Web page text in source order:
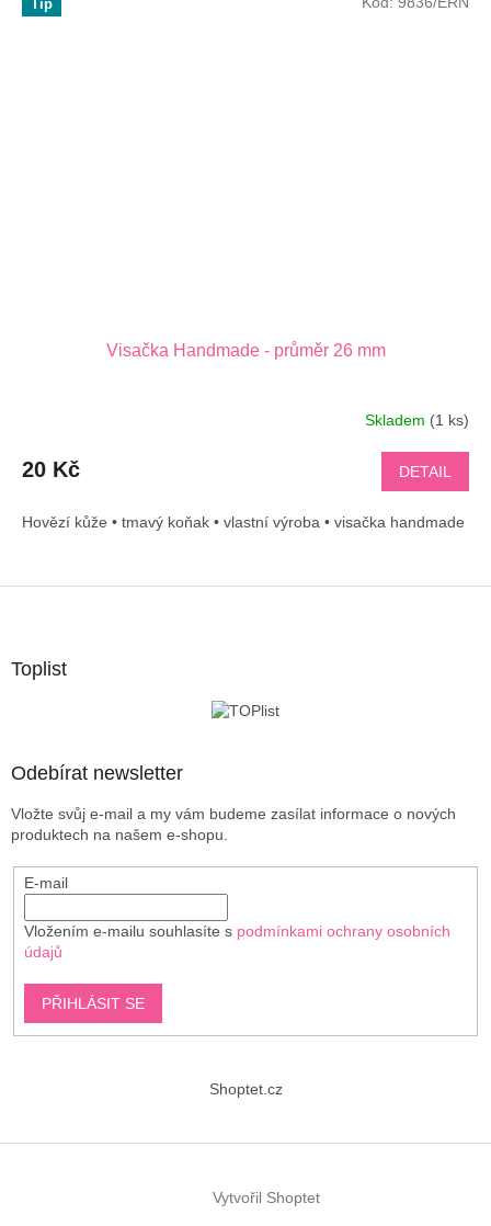
Tip
Visačka Handmade - průměr 26 mm
Skladem (1 ks)
20 Kč DETAIL
Hovězí kůže • tmavý koňak • vlastní výroba • visačka handmade
Toplist
Odebírat newsletter
Vložte svůj e-mail a my vám budeme zasílat informace o nových
produktech na našem e-shopu.
E-mail
Vložením e-mailu souhlasíte s podmínkami ochrany osobních
údajů
PŘIHLÁSIT SE
Shoptet.cz
Vytvořil Shoptet